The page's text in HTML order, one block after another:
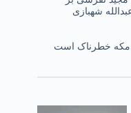
شهبازی
مکه خطرناک است